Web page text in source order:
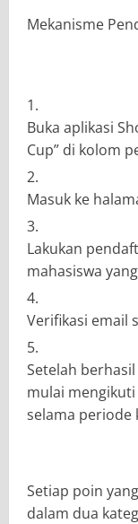
Mekanisme
Buka aplikasi
Cup” di kolom
Masuk ke
Lakukan
mahasiswa
Verifikasi email
Setelah
mulai
selama periode
Setiap poin
dalam dua